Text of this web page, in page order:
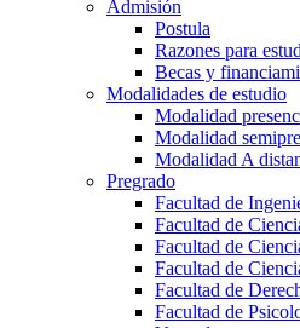
Admisión
Postula
Razones para
Becas y
Modalidades de estudio
Modalidad
Modalidad
Modalidad A
Pregrado
Facultad de
Facultad de
Facultad de
Facultad de
Facultad de
Facultad de